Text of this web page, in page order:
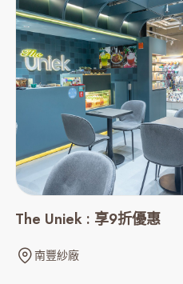
The Uniek : 享9折優惠
南豐紗廠